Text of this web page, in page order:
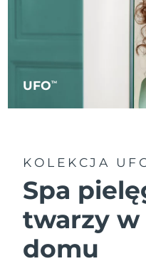
UFOTM
KOLEKCJA
Spa
twarzy w
domu